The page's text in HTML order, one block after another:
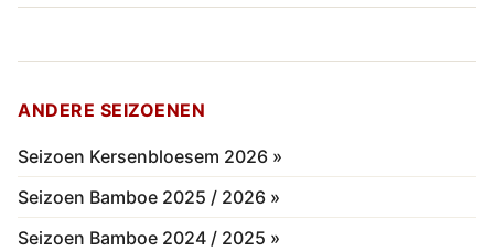
ANDERE SEIZOENEN
Seizoen Kersenbloesem 2026 »
Seizoen Bamboe 2025 / 2026 »
Seizoen Bamboe 2024 / 2025 »